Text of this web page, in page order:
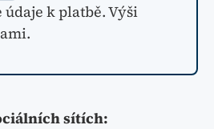
údaje k platbě. Výši
sítích: